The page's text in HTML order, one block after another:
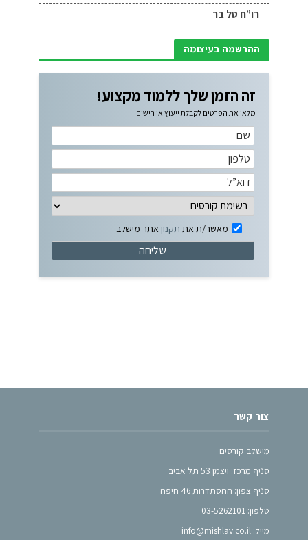
רו”ח טל בר
ההרשמה בעיצומה
זה הזמן שלך ללמוד מקצוע!
מלאו את הפרטים לקבלת ייעוץ או רישום:
מאשר/ת את תקנון אתר מישלב
צור קשר
מישלב קורסים
סניף מרכז: ויצמן 53 תל אביב
סניף צפון: ההסתדרות 46 חיפה
טלפון: 03-5262101
מייל: info@mishlav.co.il